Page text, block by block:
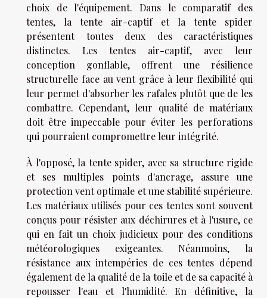
choix de l'équipement. Dans le comparatif des
tentes, la tente air-captif et la tente spider
présentent toutes deux des caractéristiques
distinctes. Les tentes air-captif, avec leur
conception gonflable, offrent une résilience
structurelle face au vent grâce à leur flexibilité qui
leur permet d'absorber les rafales plutôt que de les
combattre. Cependant, leur qualité de matériaux
doit être impeccable pour éviter les perforations
qui pourraient compromettre leur intégrité.
À l'opposé, la tente spider, avec sa structure rigide
et ses multiples points d'ancrage, assure une
protection vent optimale et une stabilité supérieure.
Les matériaux utilisés pour ces tentes sont souvent
conçus pour résister aux déchirures et à l'usure, ce
qui en fait un choix judicieux pour des conditions
météorologiques exigeantes. Néanmoins, la
résistance aux intempéries de ces tentes dépend
également de la qualité de la toile et de sa capacité à
repousser l'eau et l'humidité. En définitive, la